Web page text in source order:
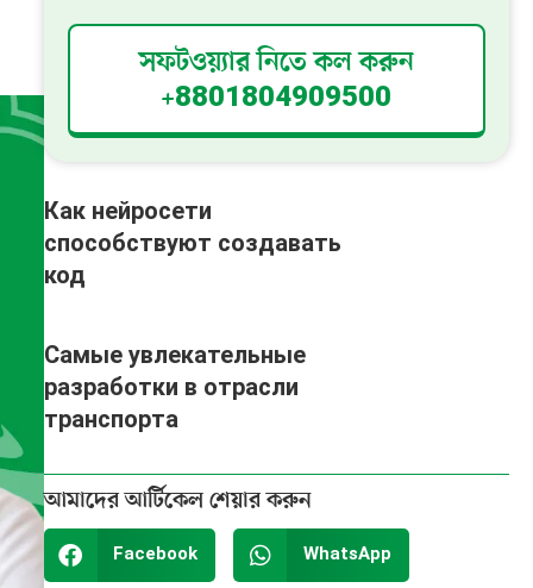
সফটওয়্যার নিতে কল করুন
+8801804909500
Как нейросети
способствуют создавать
код
Самые увлекательные
разработки в отрасли
транспорта
আমাদের আর্টিকেল শেয়ার করুন
Facebook WhatsApp